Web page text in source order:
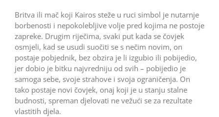
Britva ili mač koji Kairos steže u ruci simbol je nutarnje
borbenosti i nepokolebljive volje pred kojima ne postoje
zapreke. Drugim riječima, svaki put kada se čovjek
osmjeli, kad se usudi suočiti se s nečim novim, on
postaje pobjednik, bez obzira je li izgubio ili pobijedio,
jer dobio je bitku najvredniju od svih – pobijedio je
samoga sebe, svoje strahove i svoja ograničenja. On
tako postaje novi čovjek, onaj koji je u stanju stalne
budnosti, spreman djelovati ne vežući se za rezultate
vlastitih djela.